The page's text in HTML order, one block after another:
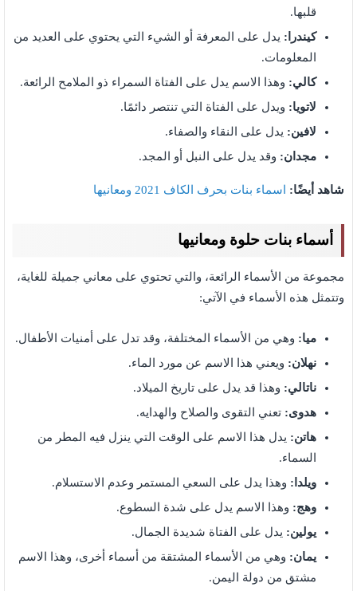
قلبها.
كيندرا: يدل على المعرفة أو الشيء التي يحتوي على العديد من
المعلومات.
كالي: وهذا الاسم يدل على الفتاة السمراء ذو الملامح الرائعة.
لاتويا: ويدل على الفتاة التي تنتصر دائمًا.
لافين: يدل على النقاء والصفاء.
مجدان: وقد يدل على النبل أو المجد.
شاهد أيضًا: اسماء بنات بحرف الكاف 2021 ومعانيها
أسماء بنات حلوة ومعانيها
مجموعة من الأسماء الرائعة، والتي تحتوي على معاني جميلة للغاية،
وتتمثل هذه الأسماء في الآتي:
ميا: وهي من الأسماء المختلفة، وقد تدل على أمنيات الأطفال.
نهلان: ويعني هذا الاسم عن مورد الماء.
ناتالي: وهذا قد يدل على تاريخ الميلاد.
هدوى: تعني التقوى والصلاح والهدايه.
هاتن: يدل هذا الاسم على الوقت التي ينزل فيه المطر من
السماء.
ويلدا: وهذا يدل على السعي المستمر وعدم الاستسلام.
وهج: وهذا الاسم يدل على شدة السطوع.
يولين: يدل على الفتاة شديدة الجمال.
يمان: وهي من الأسماء المشتقة من أسماء أخرى، وهذا الاسم
مشتق من دولة اليمن.